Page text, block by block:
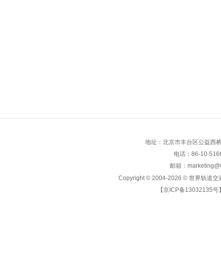
地址：北京市丰台区公益西
电话：86-10-
邮箱：
Copyright © 2004-2026 © 世界轨道交
【京ICP备13032135